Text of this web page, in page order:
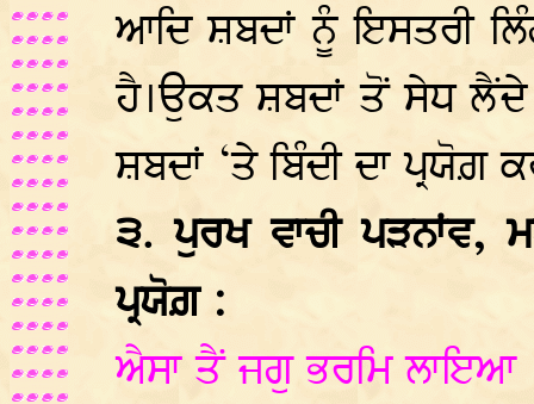
ਆਦਿ ਸ਼ਬਦਾਂ ਨੂੰ ਇਸਤਰੀ
ਹੈ।ਉਕਤ ਸ਼ਬਦਾਂ ਤੋਂ ਸੇਧ
ਸ਼ਬਦਾਂ ‘ਤੇ ਬਿੰਦੀ ਦਾ ਪ੍ਰਯੋਗ਼
੩. ਪੁਰਖ ਵਾਚੀ ਪੜਨਾਂਵ,
ਪ੍ਰਯੋਗ਼ :
ਐਸਾ ਤੈਂ ਜਗੁ ਭਰਮਿ ਲਾਇਆ